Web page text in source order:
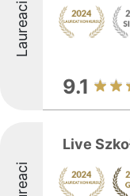
Laureaci
9.1
Live